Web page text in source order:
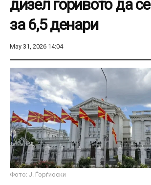
дизел горивото да
за 6,5 денари
May 31, 2026 14:04
Фото: Ј. Ѓорѓиоски